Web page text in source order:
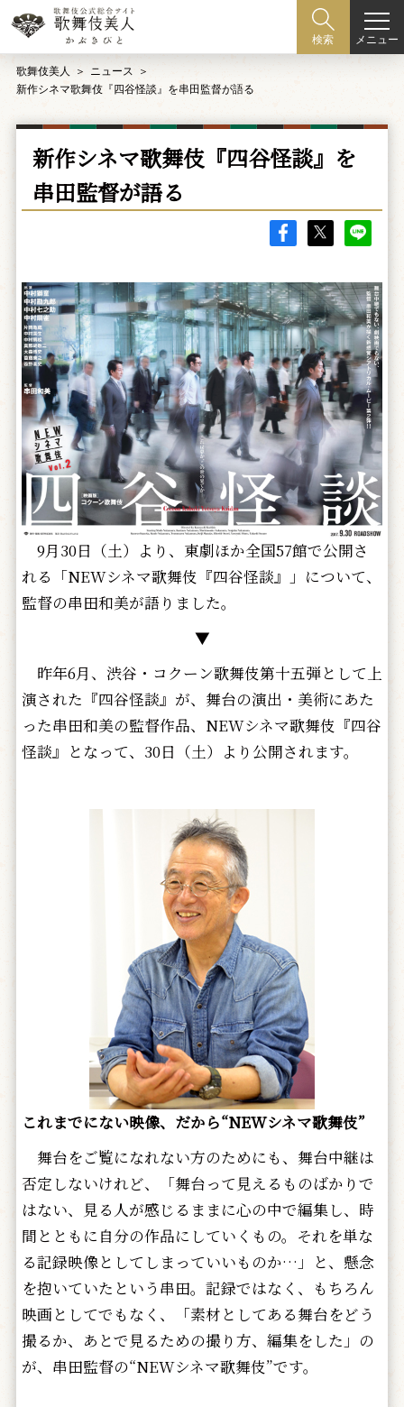
検索 メニュー
歌舞伎美人
ニュース
新作シネマ歌舞伎『四谷怪談』を串田監督が語る
新作シネマ歌舞伎『四谷怪談』を
串田監督が語る
9月30日（土）より、東劇ほか全国57館で公開さ
れる「NEWシネマ歌舞伎『四谷怪談』」について、
監督の串田和美が語りました。
▼
昨年6月、渋谷・コクーン歌舞伎第十五弾として上
演された『四谷怪談』が、舞台の演出・美術にあた
った串田和美の監督作品、NEWシネマ歌舞伎『四谷
怪談』となって、30日（土）より公開されます。
これまでにない映像、だから“NEWシネマ歌舞伎”
舞台をご覧になれない方のためにも、舞台中継は
否定しないけれど、「舞台って見えるものばかりで
はない、見る人が感じるままに心の中で編集し、時
間とともに自分の作品にしていくもの。それを単な
る記録映像としてしまっていいものか…」と、懸念
を抱いていたという串田。記録ではなく、もちろん
映画としてでもなく、「素材としてある舞台をどう
撮るか、あとで見るための撮り方、編集をした」の
が、串田監督の“NEWシネマ歌舞伎”です。